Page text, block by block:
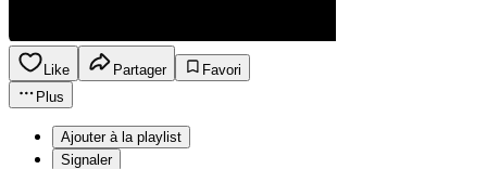
Like Partager
Favori
Plus
Ajouter à la playlist
Signaler